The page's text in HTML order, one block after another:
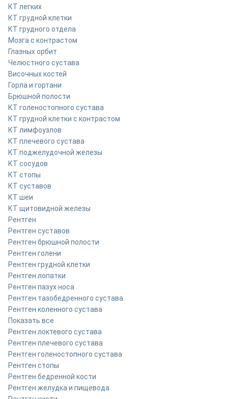
КТ легких
КТ грудной клетки
КТ грудного отдела
Мозга с контрастом
Глазных орбит
Челюстного сустава
Височных костей
Горла и гортани
Брюшной полости
КТ голеностопного сустава
КТ грудной клетки с контрастом
КТ лимфоузлов
КТ плечевого сустава
КТ поджелудочной железы
КТ сосудов
КТ стопы
КТ суставов
КТ шеи
КТ щитовидной железы
Рентген
Рентген суставов
Рентген брюшной полости
Рентген голени
Рентген грудной клетки
Рентген лопатки
Рентген пазух носа
Рентген тазобедренного сустава
Рентген коленного сустава
Показать все
Рентген локтевого сустава
Рентген плечевого сустава
Рентген голеностопного сустава
Рентген стопы
Рентген бедренной кости
Рентген желудка и пищевода